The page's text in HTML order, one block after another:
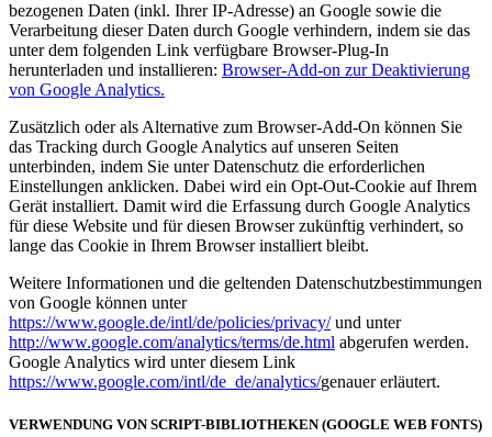
bezogenen Daten (inkl. Ihrer IP-Adresse) an Google sowie die
Verarbeitung dieser Daten durch Google verhindern, indem sie das
unter dem folgenden Link verfügbare Browser-Plug-In
herunterladen und installieren: Browser-Add-on zur Deaktivierung
von Google Analytics.
Zusätzlich oder als Alternative zum Browser-Add-On können Sie
das Tracking durch Google Analytics auf unseren Seiten
unterbinden, indem Sie unter Datenschutz die erforderlichen
Einstellungen anklicken. Dabei wird ein Opt-Out-Cookie auf Ihrem
Gerät installiert. Damit wird die Erfassung durch Google Analytics
für diese Website und für diesen Browser zukünftig verhindert, so
lange das Cookie in Ihrem Browser installiert bleibt.
Weitere Informationen und die geltenden Datenschutzbestimmungen
von Google können unter
https://www.google.de/intl/de/policies/privacy/und unter
http://www.google.com/analytics/terms/de.html abgerufen werden.
Google Analytics wird unter diesem Link
https://www.google.com/intl/de_de/analytics/genauer erläutert.
VERWENDUNG VON SCRIPT-BIBLIOTHEKEN (GOOGLE WEB FONTS)